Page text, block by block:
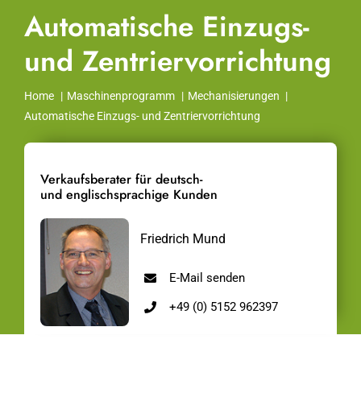
Automatische Einzugs-
und Zentriervorrichtung
Home Maschinenprogramm
Mechanisierungen
Automatische Einzugs- und Zentriervorrichtung
Verkaufsberater für deutsch-
und englischsprachige Kunden
Friedrich Mund
E-Mail senden
+49 (0) 5152 962397